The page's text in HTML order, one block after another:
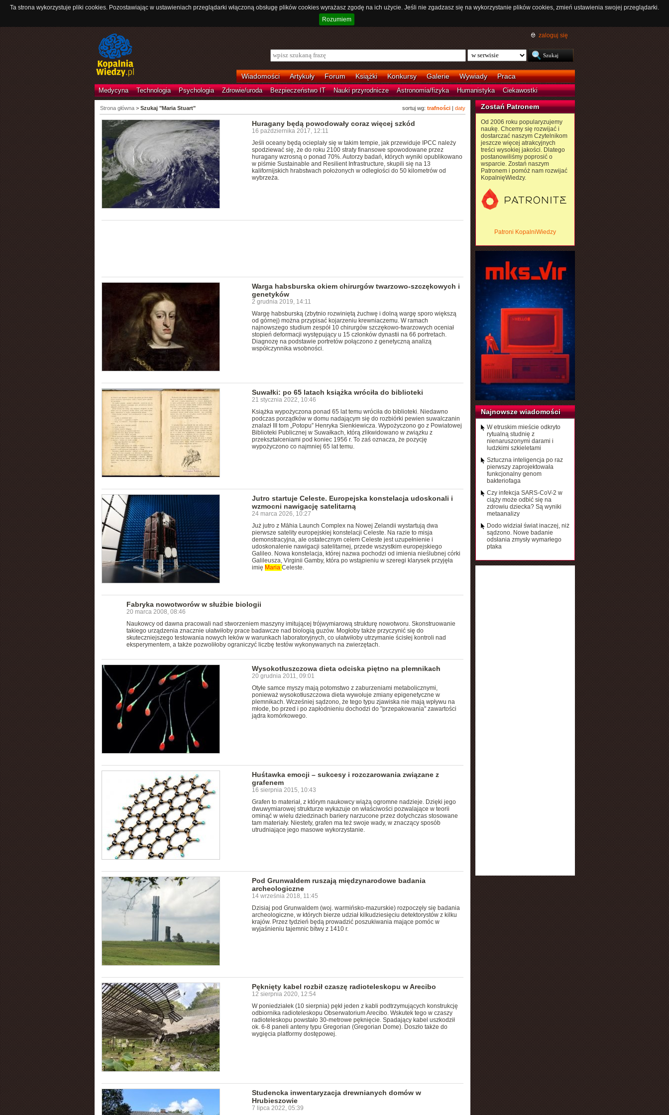
Ta strona wykorzystuje pliki cookies. Pozostawiając w ustawieniach przeglądarki włączoną obsługę plików cookies wyrażasz zgodę na ich użycie. Jeśli nie zgadzasz się na wykorzystanie plików cookies, zmień ustawienia swojej przeglądarki.
Rozumiem
zaloguj się
Wiadomości Artykuły Forum Książki Konkursy Galerie Wywiady Praca
Medycyna Technologia Psychologia Zdrowie/uroda Bezpieczeństwo IT Nauki przyrodnicze Astronomia/fizyka Humanistyka Ciekawostki
sortuj wg: trafności| daty
Strona główna> Szukaj "Maria Stuart"
Huragany będą powodowały coraz więcej szkód
16 października 2017, 12:11
Jeśli oceany będą ocieplały się w takim tempie, jak przewiduje IPCC należy
spodziewać się, że do roku 2100 straty finansowe spowodowane przez
huragany wzrosną o ponad 70%. Autorzy badań, których wyniki opublikowano
w piśmie Sustainable and Resilient Infrastructure, skupili się na 13
kalifornijskich hrabstwach położonych w odległości do 50 kilometrów od
wybrzeża.
Warga habsburska okiem chirurgów twarzowo-szczękowych i
genetyków
2 grudnia 2019, 14:11
Wargę habsburską (zbytnio rozwiniętą żuchwę i dolną wargę sporo większą
od górnej) można przypisać kojarzeniu krewniaczemu. W ramach
najnowszego studium zespół 10 chirurgów szczękowo-twarzowych oceniał
stopień deformacji występujący u 15 członków dynastii na 66 portretach.
Diagnozę na podstawie portretów połączono z genetyczną analizą
współczynnika wsobności.
Suwałki: po 65 latach książka wróciła do biblioteki
21 stycznia 2022, 10:46
Książka wypożyczona ponad 65 lat temu wróciła do biblioteki. Niedawno
podczas porządków w domu nadającym się do rozbiórki pewien suwalczanin
znalazł III tom „Potopu” Henryka Sienkiewicza. Wypożyczono go z Powiatowej
Biblioteki Publicznej w Suwałkach, którą zlikwidowano w związku z
przekształceniami pod koniec 1956 r. To zaś oznacza, że pozycję
wypożyczono co najmniej 65 lat temu.
Jutro startuje Celeste. Europejska konstelacja udoskonali i
wzmocni nawigację satelitarną
24 marca 2026, 10:27
Już jutro z Māhia Launch Complex na Nowej Zelandii wystartują dwa
pierwsze satelity europejskiej konstelacji Celeste. Na razie to misja
demonstracyjna, ale ostatecznym celem Celeste jest uzupełnienie i
udoskonalenie nawigacji satelitarnej, przede wszystkim europejskiego
Galileo. Nowa konstelacja, której nazwa pochodzi od imienia nieślubnej córki
Galileusza, Virginii Gamby, która po wstąpieniu w szeregi klarysek przyjęła
imię Maria Celeste.
Fabryka nowotworów w służbie biologii
20 marca 2008, 08:46
Naukowcy od dawna pracowali nad stworzeniem maszyny imitującej trójwymiarową strukturę nowotworu. Skonstruowanie
takiego urządzenia znacznie ułatwiłoby prace badawcze nad biologią guzów. Mogłoby także przyczynić się do
skuteczniejszego testowania nowych leków w warunkach laboratoryjnych, co ułatwiłoby utrzymanie ścisłej kontroli nad
eksperymentem, a także pozwoliłoby ograniczyć liczbę testów wykonywanych na zwierzętach.
Wysokotłuszczowa dieta odciska piętno na plemnikach
20 grudnia 2011, 09:01
Otyłe samce myszy mają potomstwo z zaburzeniami metabolicznymi,
ponieważ wysokotłuszczowa dieta wywołuje zmiany epigenetyczne w
plemnikach. Wcześniej sądzono, że tego typu zjawiska nie mają wpływu na
młode, bo przed i po zapłodnieniu dochodzi do "przepakowania" zawartości
jądra komórkowego.
Huśtawka emocji – sukcesy i rozczarowania związane z
grafenem
16 sierpnia 2015, 10:43
Grafen to materiał, z którym naukowcy wiążą ogromne nadzieje. Dzięki jego
dwuwymiarowej strukturze wykazuje on właściwości pozwalające w teorii
ominąć w wielu dziedzinach bariery narzucone przez dotychczas stosowane
tam materiały. Niestety, grafen ma też swoje wady, w znaczący sposób
utrudniające jego masowe wykorzystanie.
Pod Grunwaldem ruszają międzynarodowe badania
archeologiczne
14 września 2018, 11:45
Dzisiaj pod Grunwaldem (woj. warmińsko-mazurskie) rozpoczęły się badania
archeologiczne, w których bierze udział kilkudziesięciu detektorystów z kilku
krajów. Przez tydzień będą prowadzić poszukiwania mające pomóc w
wyjaśnieniu tajemnic bitwy z 1410 r.
Pęknięty kabel rozbił czaszę radioteleskopu w Arecibo
12 sierpnia 2020, 12:54
W poniedziałek (10 sierpnia) pękł jeden z kabli podtrzymujących konstrukcję
odbiornika radioteleskopu Obserwatorium Arecibo. Wskutek tego w czaszy
radioteleskopu powstało 30-metrowe pęknięcie. Spadający kabel uszkodził
ok. 6-8 paneli anteny typu Gregorian (Gregorian Dome). Doszło także do
wygięcia platformy dostępowej.
Studencka inwentaryzacja drewnianych domów w
Hrubieszowie
7 lipca 2022, 05:39
Zostań Patronem
Od 2006 roku popularyzujemy
naukę. Chcemy się rozwijać i
dostarczać naszym Czytelnikom
jeszcze więcej atrakcyjnych
treści wysokiej jakości. Dlatego
postanowiliśmy poprosić o
wsparcie. Zostań naszym
Patronem i pomóż nam rozwijać
KopalnięWiedzy.
Patroni KopalniWiedzy
Najnowsze wiadomości
W etruskim mieście odkryto
rytualną studnię z
nienaruszonymi darami i
ludzkimi szkieletami
Sztuczna inteligencja po raz
pierwszy zaprojektowała
funkcjonalny genom
bakteriofaga
Czy infekcja SARS-CoV-2 w
ciąży może odbić się na
zdrowiu dziecka? Są wyniki
metaanalizy
Dodo widział świat inaczej, niż
sądzono. Nowe badanie
odsłania zmysły wymarłego
ptaka